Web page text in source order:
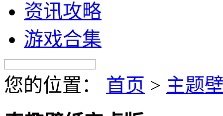
资讯攻略
游戏合集
您的位置： 首页 > 主题